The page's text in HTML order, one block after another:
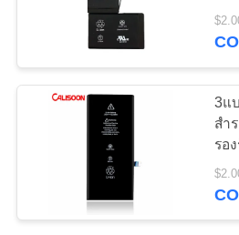
สําหรับ
แบตเตอรี่สํ
รับ Iphone 6
11
3แ
สํา
รอ